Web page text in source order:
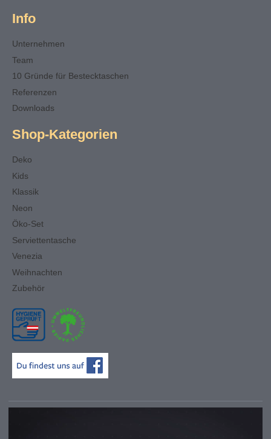
Info
Unternehmen
Team
10 Gründe für Bestecktaschen
Referenzen
Downloads
Shop-Kategorien
Deko
Kids
Klassik
Neon
Öko-Set
Serviettentasche
Venezia
Weihnachten
Zubehör